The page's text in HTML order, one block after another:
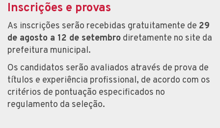
Inscrições e provas
As inscrições serão recebidas gratuitamente de 29
de agosto a 12 de setembro diretamente no site da
prefeitura municipal.
Os candidatos serão avaliados através de prova de
títulos e experiência profissional, de acordo com os
critérios de pontuação especificados no
regulamento da seleção.